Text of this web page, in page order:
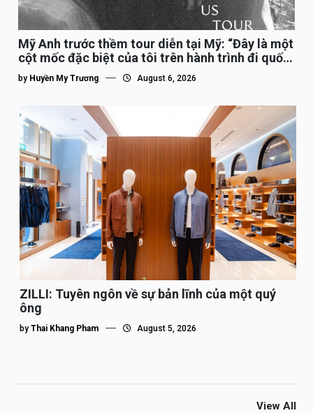
Mỹ Anh trước thềm tour diễn tại Mỹ: “Đây là một
cột mốc đặc biệt của tôi trên hành trình đi quốc
tế”
by Huyền My Trương August 6, 2026
ZILLI: Tuyên ngôn về sự bản lĩnh của một quý
ông
by Thai Khang Pham August 5, 2026
View All